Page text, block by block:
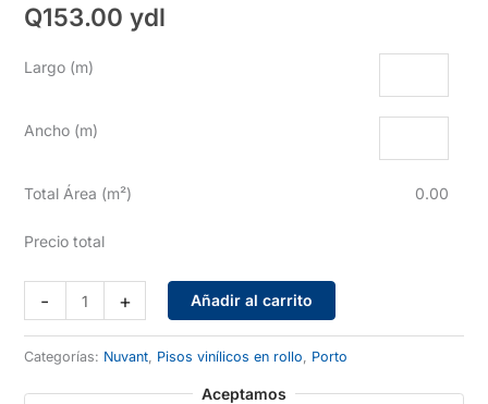
Q153.00 ydl
Largo (m)
Ancho (m)
Total Área (m²) 0.00
Precio total
-
Gris
cantidad
+ Añadir al carrito
Categorías: Nuvant, Pisos vinílicos en rollo Porto
Aceptamos